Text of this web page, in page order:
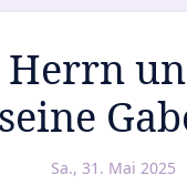
Herrn
seine
Sa., 31. Mai 2025